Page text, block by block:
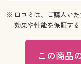
※ 口コミは、ご購入い
効果や性能を保証する
この商品